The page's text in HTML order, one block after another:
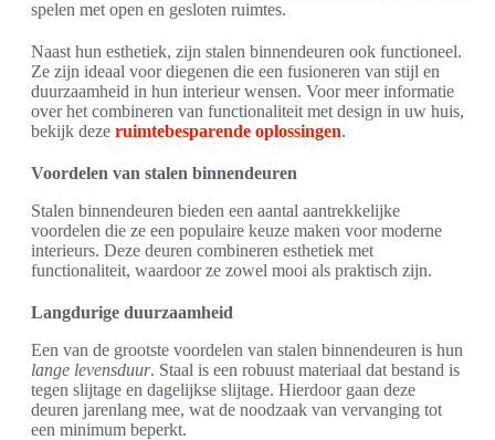
spelen met open en gesloten ruimtes.
Naast hun esthetiek, zijn stalen binnendeuren ook functioneel.
Ze zijn ideaal voor diegenen die een fusioneren van stijl en
duurzaamheid in hun interieur wensen. Voor meer informatie
over het combineren van functionaliteit met design in uw huis,
bekijk deze ruimtebesparende oplossingen.
Voordelen van stalen binnendeuren
Stalen binnendeuren bieden een aantal aantrekkelijke
voordelen die ze een populaire keuze maken voor moderne
interieurs. Deze deuren combineren esthetiek met
functionaliteit, waardoor ze zowel mooi als praktisch zijn.
Langdurige duurzaamheid
Een van de grootste voordelen van stalen binnendeuren is hun
lange levensduur. Staal is een robuust materiaal dat bestand is
tegen slijtage en dagelijkse slijtage. Hierdoor gaan deze
deuren jarenlang mee, wat de noodzaak van vervanging tot
een minimum beperkt.